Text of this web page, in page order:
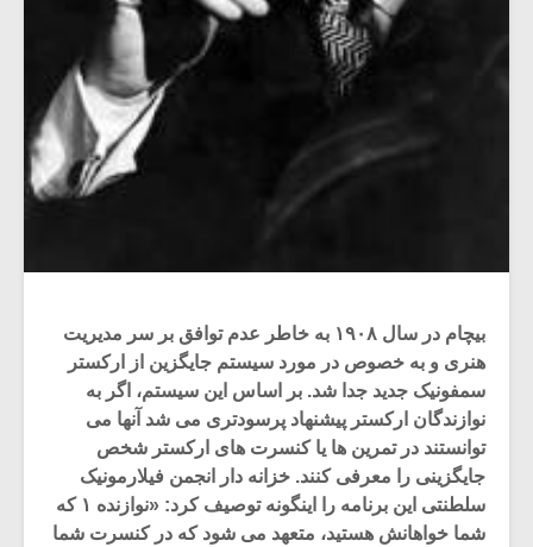
بیچام در سال ۱۹۰۸ به خاطر عدم توافق بر سر مدیریت
هنری و به خصوص در مورد سیستم جایگزین از ارکستر
سمفونیک جدید جدا شد. بر اساس این سیستم، اگر به
نوازندگان ارکستر پیشنهاد پرسودتری می شد آنها می
توانستند در تمرین ها یا کنسرت های ارکستر شخص
جایگزینی را معرفی کنند. خزانه دار انجمن فیلارمونیک
سلطنتی این برنامه را اینگونه توصیف کرد: «نوازنده ۱ که
شما خواهانش هستید، متعهد می شود که در کنسرت شما